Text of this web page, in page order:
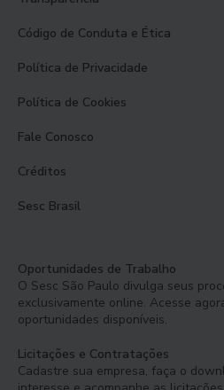
Código de Conduta e Ética
Política de Privacidade
Política de Cookies
Fale Conosco
Créditos
Sesc Brasil
Oportunidades de Trabalho
O Sesc São Paulo divulga seus
exclusivamente online. Acesse
oportunidades disponíveis.
Licitações e Contratações
Cadastre sua empresa, faça o